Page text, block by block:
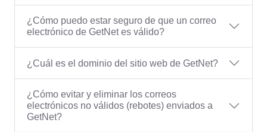
¿Cómo puedo estar seguro de que un correo
electrónico de GetNet es válido?
¿Cuál es el dominio del sitio web de GetNet?
¿Cómo evitar y eliminar los correos
electrónicos no válidos (rebotes) enviados a
GetNet?